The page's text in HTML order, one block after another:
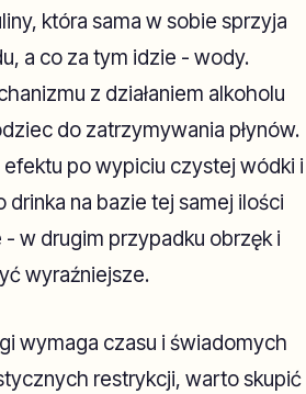
która sama w sobie sprzyja
a co za tym idzie - wody.
z działaniem alkoholu
do zatrzymywania płynów.
po wypiciu czystej wódki i
drinka na bazie tej samej ilości
w drugim przypadku obrzęk i
wyraźniejsze.
wymaga czasu i świadomych
restrykcji, warto skupić